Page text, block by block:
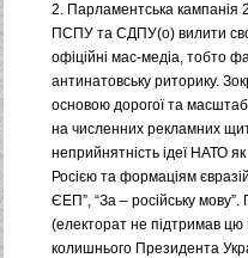
2. Парламентська кампанія
ПСПУ та СДПУ(о) вилити
офіційні мас-медіа, тобто
антинатовську риторику.
основою дорогої та
на численних рекламних
неприйнятність ідеї НАТО
Росією та формаціям
ЄЕП”, “За – російську
(електорат не підтримав цю
колишнього Президента